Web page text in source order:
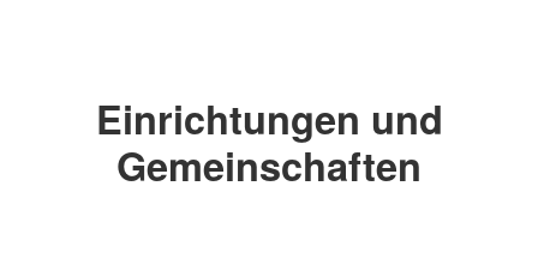
Einrichtungen und
Gemeinschaften